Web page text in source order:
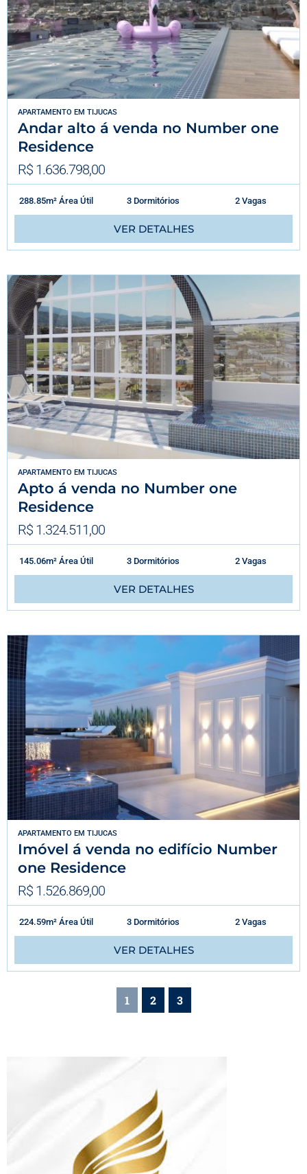
APARTAMENTO EM TIJUCAS
Andar alto á venda no Number one
Residence
R$ 1.636.798,00
288.85m² Área Útil 3 Dormitórios 2 Vagas
VER DETALHES
APARTAMENTO EM TIJUCAS
Apto á venda no Number one
Residence
R$ 1.324.511,00
145.06m² Área Útil 3 Dormitórios 2 Vagas
VER DETALHES
APARTAMENTO EM TIJUCAS
Imóvel á venda no edifício Number
one Residence
R$ 1.526.869,00
224.59m² Área Útil 3 Dormitórios 2 Vagas
VER DETALHES
1 2 3